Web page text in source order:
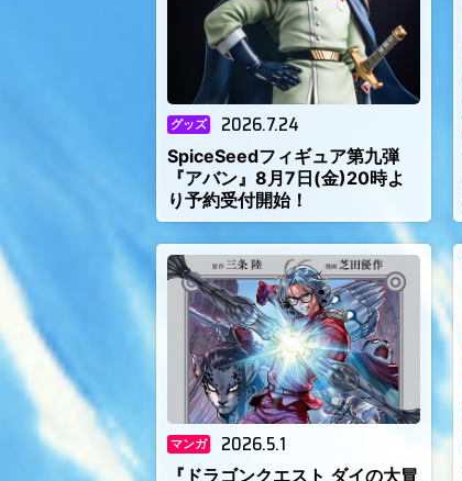
グッズ 2026.7.24
SpiceSeedフィギュア第九弾
『アバン』8月7日(金)20時よ
り予約受付開始！
マンガ 2026.5.1
『ドラゴンクエスト ダイの大冒